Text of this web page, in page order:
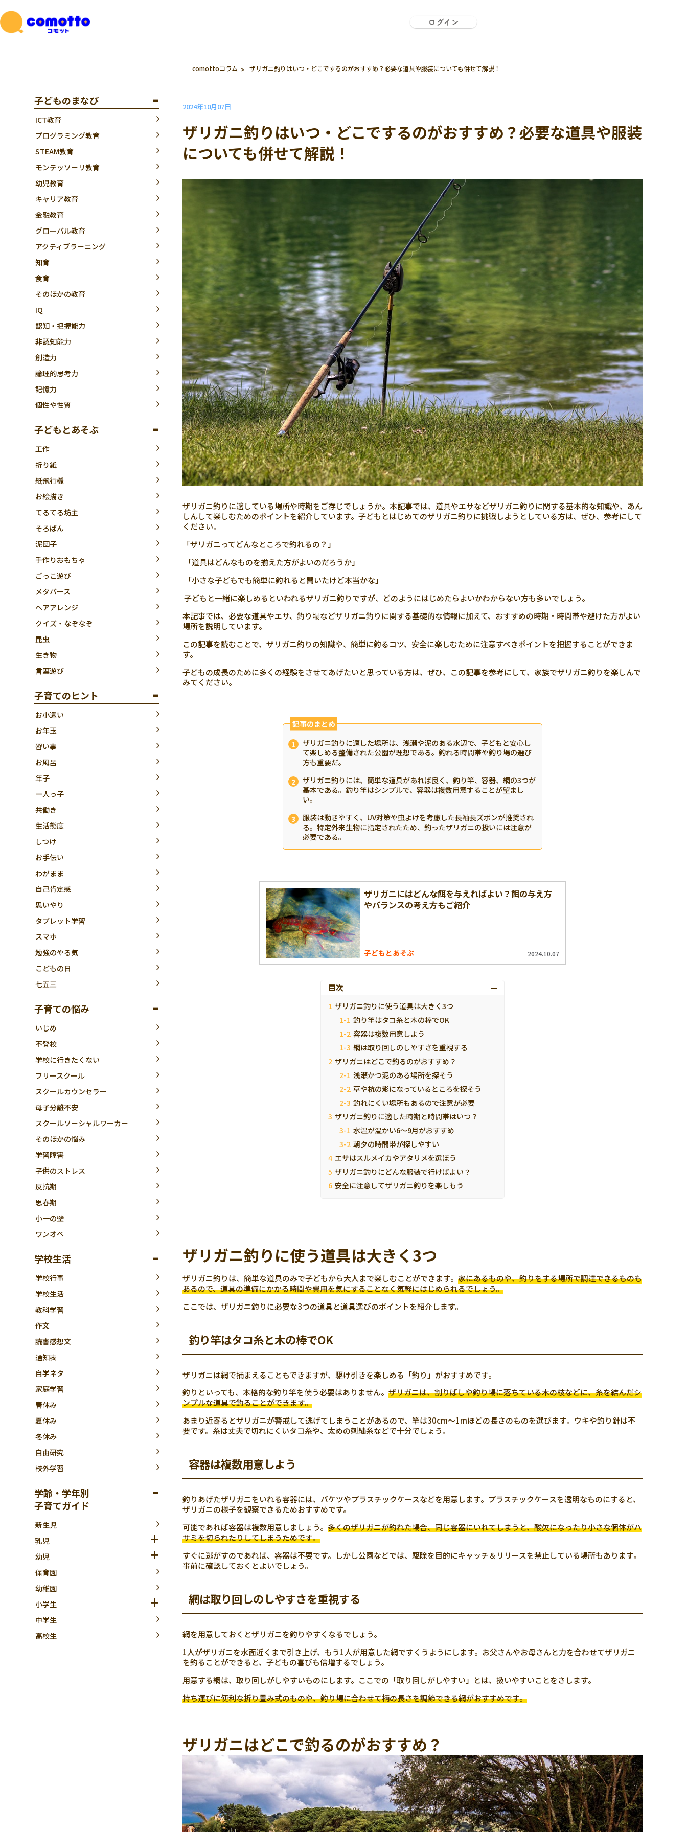
子どものまなび
ICT教育
プログラミング教育
STEAM教育
モンテッソーリ教育
幼児教育
キャリア教育
金融教育
グローバル教育
アクティブラーニング
知育
食育
そのほかの教育
IQ
認知・把握能力
非認知能力
創造力
論理的思考力
記憶力
個性や性質
子どもとあそぶ
工作
折り紙
紙飛行機
お絵描き
てるてる坊主
そろばん
泥団子
手作りおもちゃ
ごっこ遊び
メタバース
ヘアアレンジ
クイズ・なぞなぞ
昆虫
生き物
言葉遊び
子育てのヒント
お小遣い
お年玉
習い事
お風呂
年子
一人っ子
共働き
生活態度
しつけ
お手伝い
わがまま
自己肯定感
思いやり
タブレット学習
スマホ
勉強のやる気
こどもの日
七五三
子育ての悩み
いじめ
不登校
学校に行きたくない
フリースクール
スクールカウンセラー
母子分離不安
スクールソーシャルワーカー
そのほかの悩み
学習障害
子供のストレス
反抗期
思春期
小一の壁
ワンオペ
学校生活
学校行事
学校生活
教科学習
作文
読書感想文
通知表
自学ネタ
家庭学習
春休み
夏休み
冬休み
自由研究
校外学習
学齢・学年別
子育てガイド
新生児
乳児
幼児
保育園
幼稚園
小学生
中学生
高校生
ログイン
comottoコラム ザリガニ釣りはいつ・どこでするのがおすすめ？必要な道具や服装についても併せて解説！
2024年10月07日
ザリガニ釣りはいつ・どこでするのがおすすめ？必要な道具や服装
についても併せて解説！
ザリガニ釣りに適している場所や時期をご存じでしょうか。本記事では、道具やエサなどザリガニ釣りに関する基本的な知識や、あん
しんして楽しむためのポイントを紹介しています。子どもとはじめてのザリガニ釣りに挑戦しようとしている方は、ぜひ、参考にして
ください。
「ザリガニってどんなところで釣れるの？」
「道具はどんなものを揃えた方がよいのだろうか」
「小さな子どもでも簡単に釣れると聞いたけど本当かな」
子どもと一緒に楽しめるといわれるザリガニ釣りですが、どのようにはじめたらよいかわからない方も多いでしょう。
本記事では、必要な道具やエサ、釣り場などザリガニ釣りに関する基礎的な情報に加えて、おすすめの時期・時間帯や避けた方がよい
場所を説明しています。
この記事を読むことで、ザリガニ釣りの知識や、簡単に釣るコツ、安全に楽しむために注意すべきポイントを把握することができま
す。
子どもの成長のために多くの経験をさせてあげたいと思っている方は、ぜひ、この記事を参考にして、家族でザリガニ釣りを楽しんで
みてください。
記事のまとめ
ザリガニ釣りに適した場所は、浅瀬や泥のある水辺で、子どもと安心し
て楽しめる整備された公園が理想である。釣れる時間帯や釣り場の選び
方も重要だ。
ザリガニ釣りには、簡単な道具があれば良く、釣り竿、容器、網の3つが
基本である。釣り竿はシンプルで、容器は複数用意することが望まし
い。
服装は動きやすく、UV対策や虫よけを考慮した長袖長ズボンが推奨され
る。特定外来生物に指定されたため、釣ったザリガニの扱いには注意が
必要である。
ザリガニにはどんな餌を与えればよい？餌の与え方
やバランスの考え方もご紹介
子どもとあそぶ 2024.10.07
目次
ザリガニ釣りに使う道具は大きく3つ
釣り竿はタコ糸と木の棒でOK
容器は複数用意しよう
網は取り回しのしやすさを重視する
ザリガニはどこで釣るのがおすすめ？
浅瀬かつ泥のある場所を探そう
草や杭の影になっているところを探そう
釣れにくい場所もあるので注意が必要
ザリガニ釣りに適した時期と時間帯はいつ？
水温が温かい6～9月がおすすめ
朝夕の時間帯が探しやすい
エサはスルメイカやアタリメを選ぼう
ザリガニ釣りにどんな服装で行けばよい？
安全に注意してザリガニ釣りを楽しもう
ザリガニ釣りに使う道具は大きく3つ
ザリガニ釣りは、簡単な道具のみで子どもから大人まで楽しむことができます。 家にあるものや、釣りをする場所で調達できるものも
あるので、道具の準備にかかる時間や費用を気にすることなく気軽にはじめられるでしょう。
ここでは、ザリガニ釣りに必要な3つの道具と道具選びのポイントを紹介します。
釣り竿はタコ糸と木の棒でOK
ザリガニは網で捕まえることもできますが、駆け引きを楽しめる「釣り」がおすすめです。
釣りといっても、本格的な釣り竿を使う必要はありません。 ザリガニは、割りばしや釣り場に落ちている木の枝などに、糸を結んだシ
ンプルな道具で釣ることができます。
あまり近寄るとザリガニが警戒して逃げてしまうことがあるので、竿は30cm～1mほどの長さのものを選びます。ウキや釣り針は不
要です。糸は丈夫で切れにくいタコ糸や、太めの刺繍糸などで十分でしょう。
容器は複数用意しよう
釣りあげたザリガニをいれる容器には、バケツやプラスチックケースなどを用意します。プラスチックケースを透明なものにすると、
ザリガニの様子を観察できるためおすすめです。
可能であれば容器は複数用意しましょう。 多くのザリガニが釣れた場合、同じ容器にいれてしまうと、酸欠になったり小さな個体がハ
サミを切られたりしてしまうためです。
すぐに逃がすのであれば、容器は不要です。しかし公園などでは、駆除を目的にキャッチ＆リリースを禁止している場所もあります。
事前に確認しておくとよいでしょう。
網は取り回しのしやすさを重視する
網を用意しておくとザリガニを釣りやすくなるでしょう。
1人がザリガニを水面近くまで引き上げ、もう1人が用意した網ですくうようにします。お父さんやお母さんと力を合わせてザリガニ
を釣ることができると、子どもの喜びも倍増するでしょう。
用意する網は、取り回しがしやすいものにします。ここでの「取り回しがしやすい」とは、扱いやすいことをさします。
持ち運びに便利な折り畳み式のものや、釣り場に合わせて柄の長さを調節できる網がおすすめです。
ザリガニはどこで釣るのがおすすめ？